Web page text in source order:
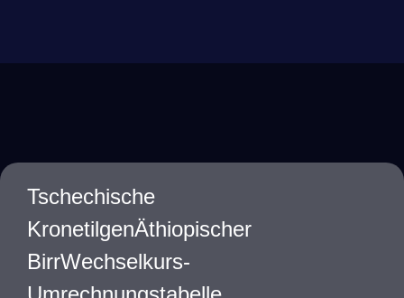
Tschechische
KronetilgenÄthiopischer
BirrWechselkurs-